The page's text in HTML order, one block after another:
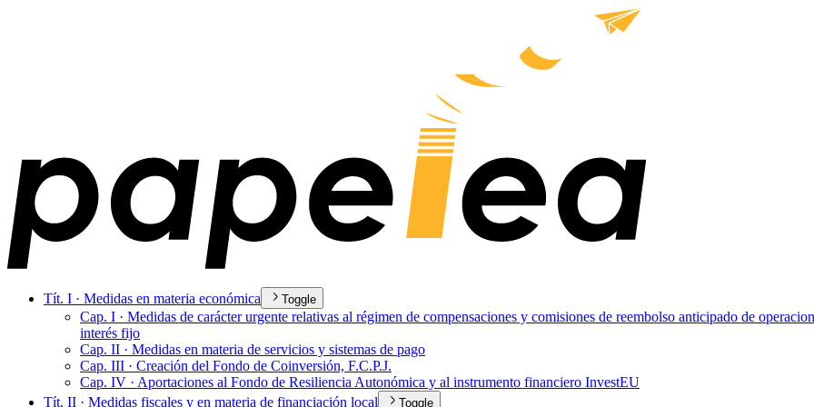
Tít. I · Medidas en materia económica Toggle
Cap. I · Medidas de carácter urgente relativas al régimen de compensaciones y comisiones de reembolso anticipado de
interés fijo
Cap. II · Medidas en materia de servicios y sistemas de pago
Cap. III · Creación del Fondo de Coinversión, F.C.P.J.
Cap. IV · Aportaciones al Fondo de Resiliencia Autonómica y al instrumento financiero InvestEU
Tít. II · Medidas fiscales y en materia de financiación local
Toggle